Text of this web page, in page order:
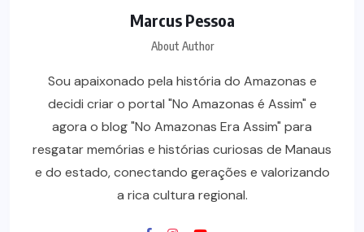
Marcus Pessoa
About Author
Sou apaixonado pela história do Amazonas e
decidi criar o portal "No Amazonas é Assim" e
agora o blog "No Amazonas Era Assim" para
resgatar memórias e histórias curiosas de Manaus
e do estado, conectando gerações e valorizando
a rica cultura regional.